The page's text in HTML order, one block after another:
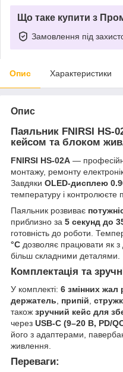
Що таке купити з
Замовлення під
Опис Характеристики
Опис
Паяльник FNIRSI HS-
кейсом та блоком
FNIRSI HS-02A —
монтажу, ремонту
Завдяки OLED-дисплею
температуру і контролюєте
Паяльник розвиває
приблизно за 5 секунд до
готовність до роботи.
°C дозволяє працювати як з
більш складними деталями.
Комплектація та
У комплекті: 6 змінних жал
держатель, припій,
також зручний кейс для
через USB-C (9–20 В, PD/
його з адаптерами,
живлення.
Переваги: